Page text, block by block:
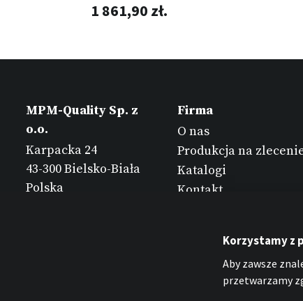
1 861,90 zł.
MPM-Quality Sp. z
o.o.
Karpacka 24
43-300 Bielsko-Biała
Polska
Firma
O nas
Produkcja na
Katalogi
Kontakt
Korzystamy z
Aby zawsze
przetwarzamy